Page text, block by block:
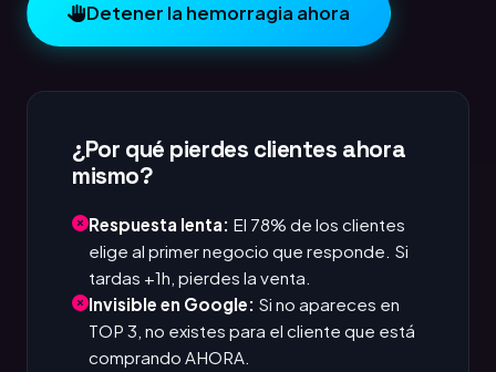
Detener la hemorragia ahora
¿Por qué pierdes clientes ahora
mismo?
Respuesta lenta: El 78% de los clientes
elige al primer negocio que responde. Si
tardas +1h, pierdes la venta.
Invisible en Google: Si no apareces en
TOP 3, no existes para el cliente que está
comprando AHORA.